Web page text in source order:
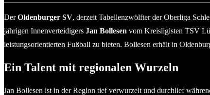
DerOldenburger SV, derzeit Tabellenzwölfter der Oberliga
jährigen Innenverteidigers Jan Bollesen vom Kreisligisten TSV
leistungsorientierten Fußball zu bieten. Bollesen erhält in
Ein Talent mit regionalen Wurzeln
Jan Bollesen ist in der Region tief verwurzelt und durchlief